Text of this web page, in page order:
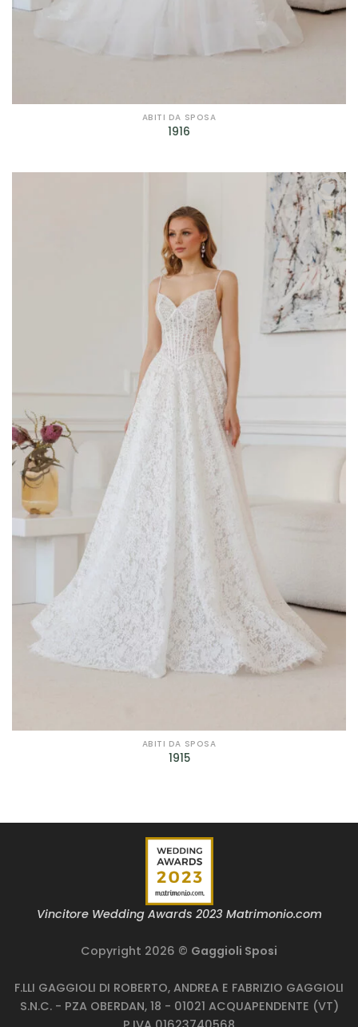
ABITI DA SPOSA
1916
AGGIUNGI
ALLA TUA
LISTA DEI
DESIDERI
ABITI DA SPOSA
1915
Vincitore Wedding Awards 2023 Matrimonio.com
Copyright 2026 © Gaggioli Sposi
F.LLI GAGGIOLI DI ROBERTO, ANDREA E FABRIZIO GAGGIOLI
S.N.C. - PZA OBERDAN, 18 - 01021 ACQUAPENDENTE (VT)